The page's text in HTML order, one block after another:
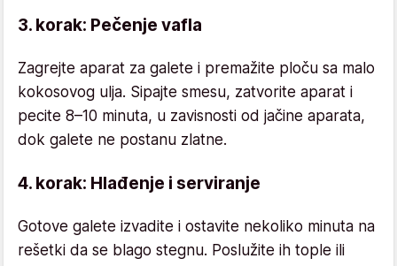
3. korak: Pečenje vafla
Zagrejte aparat za galete i premažite ploču sa malo
kokosovog ulja. Sipajte smesu, zatvorite aparat i
pecite 8–10 minuta, u zavisnosti od jačine aparata,
dok galete ne postanu zlatne.
4. korak: Hlađenje i serviranje
Gotove galete izvadite i ostavite nekoliko minuta na
rešetki da se blago stegnu. Poslužite ih tople ili